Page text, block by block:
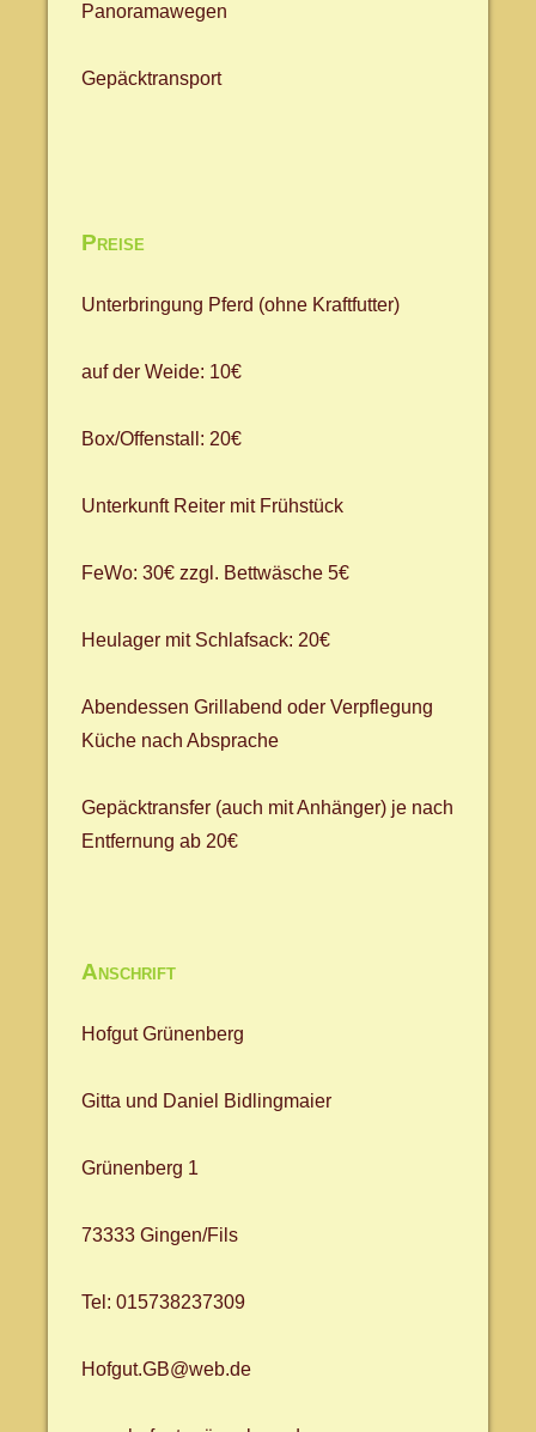
Panoramawegen
Gepäcktransport
Preise
Unterbringung Pferd (ohne Kraftfutter)
auf der Weide: 10€
Box/Offenstall: 20€
Unterkunft Reiter mit Frühstück
FeWo: 30€ zzgl. Bettwäsche 5€
Heulager mit Schlafsack: 20€
Abendessen Grillabend oder Verpflegung
Küche nach Absprache
Gepäcktransfer (auch mit Anhänger) je nach
Entfernung ab 20€
Anschrift
Hofgut Grünenberg
Gitta und Daniel Bidlingmaier
Grünenberg 1
73333 Gingen/Fils
Tel: 015738237309
Hofgut.GB@web.de